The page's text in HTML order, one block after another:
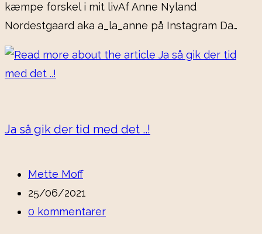
kæmpe forskel i mit livAf Anne Nyland
Nordestgaard aka a_la_anne på Instagram Da…
Ja så gik der tid med det ..!
Mette Moff
25/06/2021
0 kommentarer